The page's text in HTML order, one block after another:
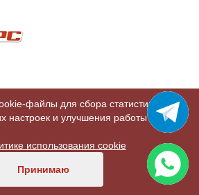
файлы для сбора статистики,
настроек и улучшения работы
использования cookie
Принимаю